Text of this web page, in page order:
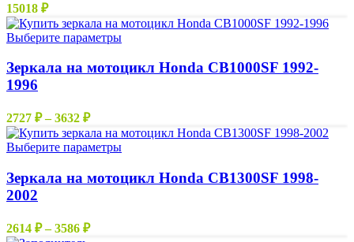
15018 ₽
Выберите параметрыЭтот
имеет
несколько
выбрать
на
товара.
Зеркала на мотоцикл Honda CB1000SF 1992-
1996
2727 ₽ – 3632 ₽Диапазон
цен:
2727 ₽
3632 ₽
Выберите параметрыЭтот
имеет
несколько
Зеркала на мотоцикл Honda CB1300SF 1998-
2002
2614 ₽ – 3586 ₽Диапазон